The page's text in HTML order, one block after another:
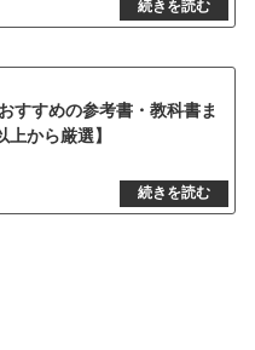
すすめの参考書・教科書ま
から厳選】